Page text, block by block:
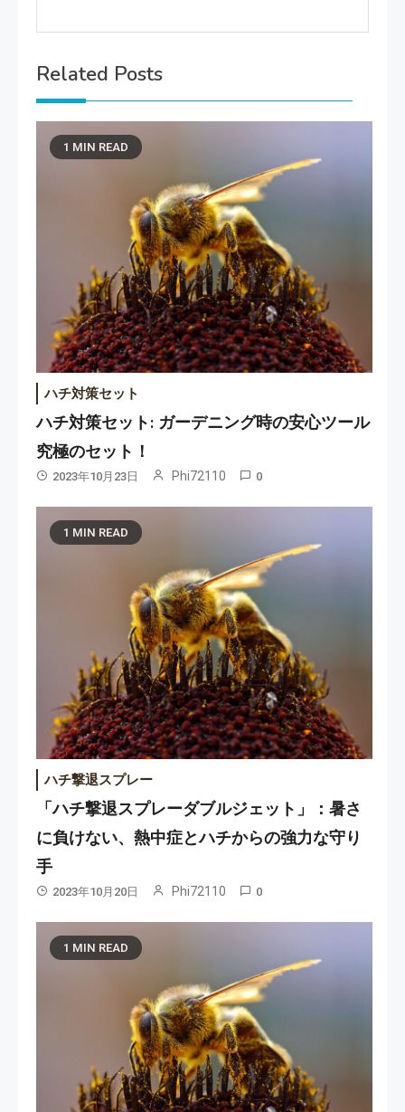
Related Posts
1 MIN READ
ハチ対策セット
ハチ対策セット: ガーデニング時の安心ツール
究極のセット！
2023年10月23日 Phi72110 0
1 MIN READ
ハチ撃退スプレー
「ハチ撃退スプレーダブルジェット」：暑さ
に負けない、熱中症とハチからの強力な守り
手
2023年10月20日 Phi72110 0
1 MIN READ